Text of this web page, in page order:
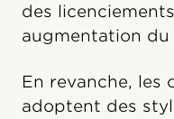
des
augmentation du
En revanche, les
adoptent des